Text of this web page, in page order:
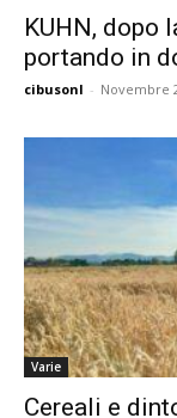
KUHN, dopo
portando in
cibusonl - Novembre
Varie
Cereali e